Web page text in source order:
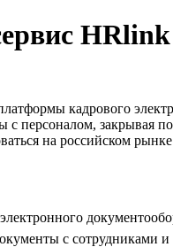
HRlink
кадрового
с персоналом,
на российском
с сотрудниками